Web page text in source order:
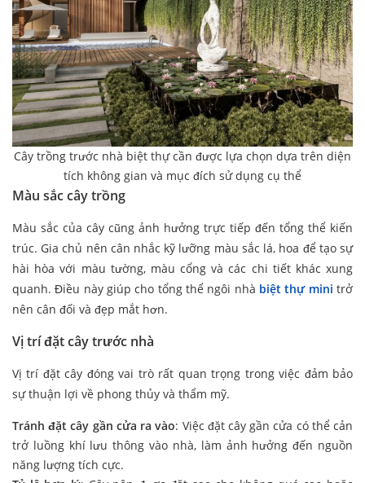
Cây trồng trước nhà biệt thự cần được lựa chọn dựa trên diện
tích không gian và mục đích sử dụng cụ thể
Màu sắc cây trồng
Màu sắc của cây cũng ảnh hưởng trực tiếp đến tổng thể kiến
trúc. Gia chủ nên cân nhắc kỹ lưỡng màu sắc lá, hoa để tạo sự
hài hòa với màu tường, màu cổng và các chi tiết khác xung
quanh. Điều này giúp cho tổng thể ngôi nhà biệt thự mini trở
nên cân đối và đẹp mắt hơn.
Vị trí đặt cây trước nhà
Vị trí đặt cây đóng vai trò rất quan trọng trong việc đảm bảo
sự thuận lợi về phong thủy và thẩm mỹ.
Tránh đặt cây gần cửa ra vào: Việc đặt cây gần cửa có thể cản
trở luồng khí lưu thông vào nhà, làm ảnh hưởng đến nguồn
năng lượng tích cực.